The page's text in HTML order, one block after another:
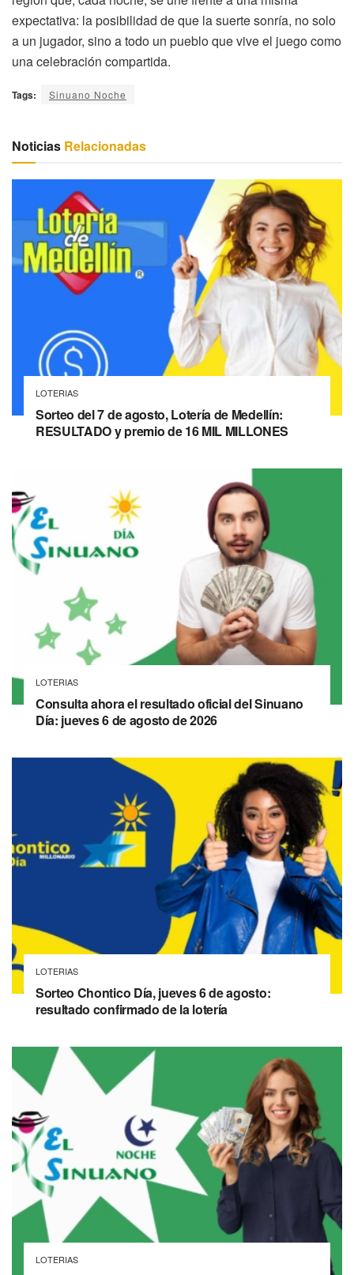
expectativa: la posibilidad de que la suerte sonría, no solo
a un jugador, sino a todo un pueblo que vive el juego como
una celebración compartida.
Tags: Sinuano Noche
Noticias Relacionadas
LOTERIAS
Sorteo del 7 de agosto, Lotería de Medellín:
RESULTADO y premio de 16 MIL MILLONES
LOTERIAS
Consulta ahora el resultado oficial del Sinuano
Día: jueves 6 de agosto de 2026
LOTERIAS
Sorteo Chontico Día, jueves 6 de agosto:
resultado confirmado de la lotería
LOTERIAS